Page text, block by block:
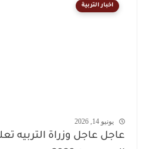
اخبار التربية
يونيو 14, 2026
عاجل عاجل وزراة التربيه